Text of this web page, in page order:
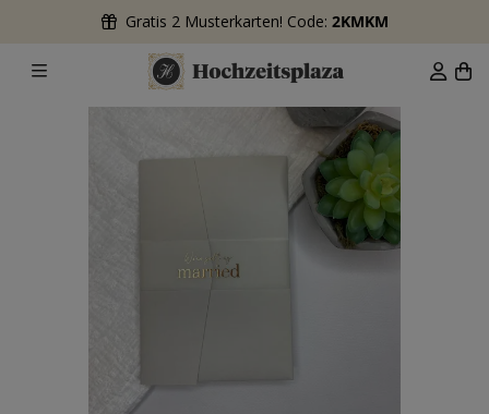
Gratis 2 Musterkarten! Code: 2KMKM